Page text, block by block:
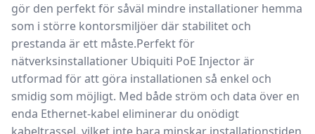
gör den perfekt för såväl mindre installationer hemma
som i större kontorsmiljöer där stabilitet och
prestanda är ett måste.Perfekt för
nätverksinstallationer Ubiquiti PoE Injector är
utformad för att göra installationen så enkel och
smidig som möjligt. Med både ström och data över en
enda Ethernet-kabel eliminerar du onödigt